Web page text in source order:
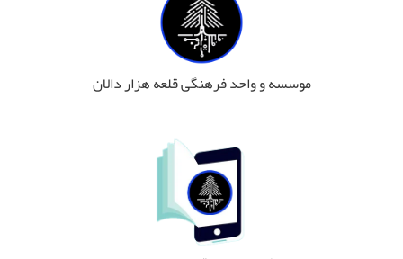
موسسه و واحد فرهنگی قلعه هزار دالان